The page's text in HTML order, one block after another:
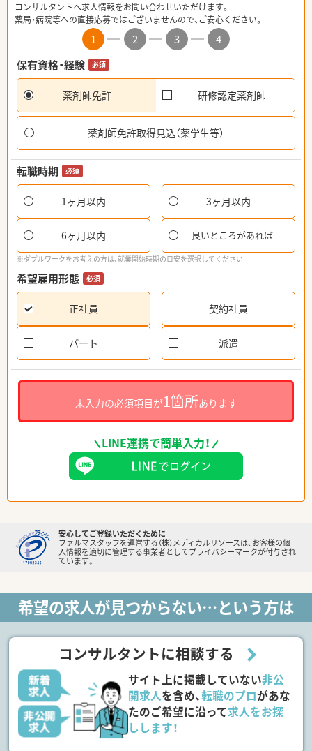
コンサルタントへ求人情報をお問い合わせいただけます。
薬局・病院等への直接応募ではございませんので、ご安心ください。
1 2 3
4
保有資格・経験
必須
薬剤師免許 研修認定薬剤師
薬剤師免許取得見込（薬学生等）
転職時期 必須
1ヶ月以内 3ヶ月以内
6ヶ月以内 良いところがあれば
※ダブルワークをお考えの方は、就業開始時期の目安を選択してください
希望雇用形態 必須
正社員 契約社員
パート 派遣
未入力の必須項目が1箇所あります
LINE連携で簡単入力！
安心してご登録いただくために
ファルマスタッフを運営する（株）メディカルリソースは、お客様の個
人情報を適切に管理する事業者としてプライバシーマークが付与され
ています。
希望の求人が見つからない…という方は
コンサルタントに相談する
サイト上に掲載していない非公
開求人を含め、転職のプロがあな
たのご希望に沿って求人をお探
しします！